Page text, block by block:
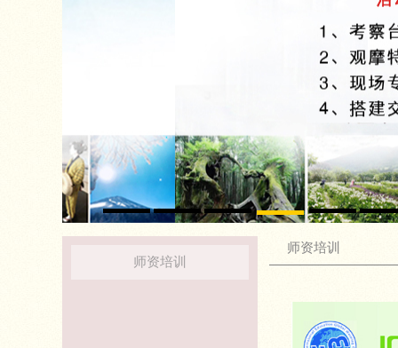
师资培训
师资培训